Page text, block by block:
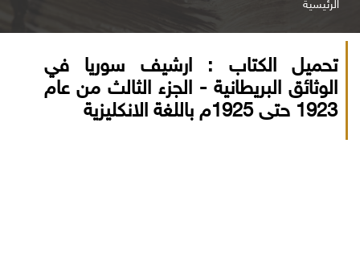
الرئيسية
تحميل الكتاب : ارشيف سوريا في
الوثائق البريطانية - الجزء الثالث من عام
1923 حتى 1925م باللغة الانكليزية